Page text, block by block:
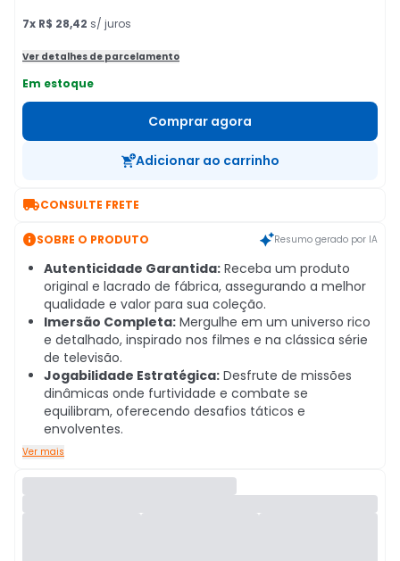
7x R$ 28,42 s/ juros
Ver detalhes de parcelamento
Em estoque
Comprar agora
Adicionar ao carrinho
CONSULTE FRETE
SOBRE O PRODUTO Resumo gerado por IA
Autenticidade Garantida: Receba um produto
original e lacrado de fábrica, assegurando a melhor
qualidade e valor para sua coleção.
Imersão Completa: Mergulhe em um universo rico
e detalhado, inspirado nos filmes e na clássica série
de televisão.
Jogabilidade Estratégica: Desfrute de missões
dinâmicas onde furtividade e combate se
equilibram, oferecendo desafios táticos e
envolventes.
Ver mais